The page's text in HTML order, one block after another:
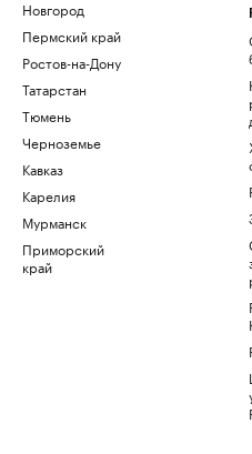
Новгород
Пермский край
Ростов-на-Дону
Татарстан
Тюмень
Черноземье
Кавказ
Карелия
Мурманск
Приморский
край